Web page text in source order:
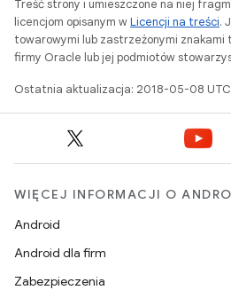
Treść strony i umieszczone na niej
licencjom opisanym wLicencji na treści.
towarowymi lub zastrzeżonymi znakami
firmy Oracle lub jej podmiotów
Ostatnia aktualizacja: 2018-05-08 UTC.
WIĘCEJ INFORMACJI O
Android
Android dla firm
Zabezpieczenia